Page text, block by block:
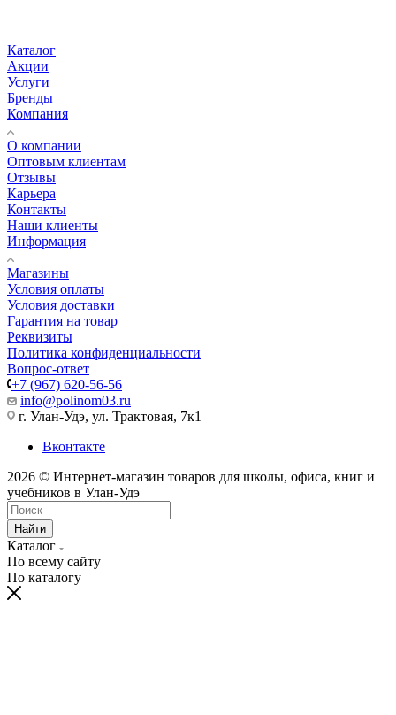
Каталог
Акции
Услуги
Бренды
Компания
О компании
Оптовым клиентам
Отзывы
Карьера
Контакты
Наши клиенты
Информация
Магазины
Условия оплаты
Условия доставки
Гарантия на товар
Реквизиты
Политика конфиденциальности
Вопрос-ответ
+7 (967) 620-56-56
info@polinom03.ru
г. Улан-Удэ, ул. Трактовая, 7к1
Вконтакте
2026 © Интернет-магазин товаров для школы, офиса, книг и
учебников в Улан-Удэ
Найти
Каталог
По всему сайту
По каталогу